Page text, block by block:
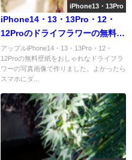
iPhone13・13Pro
iPhone14・13・13Pro・12・
12Proのドライフラワーの無料壁
紙を配信中
アップルiPhone14・13・13Pro・12・
12Proの無料壁紙をおしゃれなドライフラ
ワーの写真画像で作りました。よかったら
スマホにダ...